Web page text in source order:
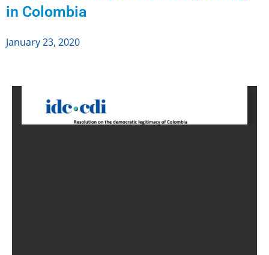
in Colombia
January 23, 2020